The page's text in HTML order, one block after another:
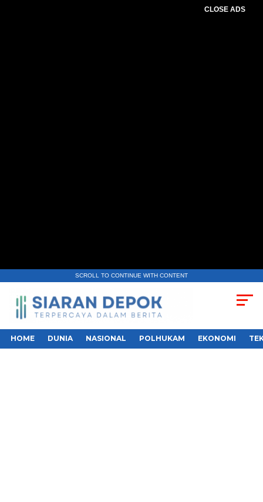
CLOSE ADS
SCROLL TO CONTINUE WITH CONTENT
HOME DUNIA NASIONAL POLHUKAM EKONOMI